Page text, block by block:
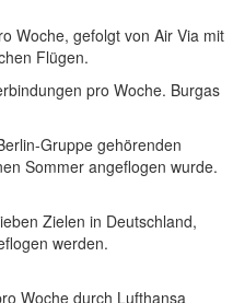
Woche, gefolgt von Air Via mit
Flügen.
pro Woche. Burgas
Gruppe gehörenden
Sommer angeflogen wurde.
Zielen in Deutschland,
werden.
Woche durch Lufthansa